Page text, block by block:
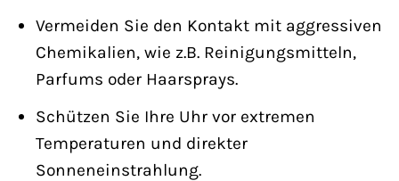
Vermeiden Sie den Kontakt mit aggressiven
Chemikalien, wie z.B. Reinigungsmitteln,
Parfums oder Haarsprays.
Schützen Sie Ihre Uhr vor extremen
Temperaturen und direkter
Sonneneinstrahlung.